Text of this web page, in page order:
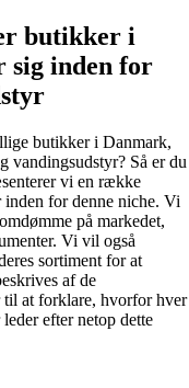
butikker i
sig inden for
butikker i Danmark,
vandingsudstyr? Så er du
vi en række
for denne niche. Vi
på markedet,
Vi vil også
sortiment for at
af de
til at forklare, hvorfor hver
efter netop dette